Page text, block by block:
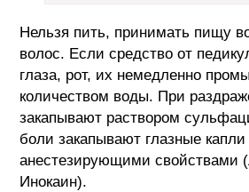
Нельзя пить, принимать пищу
волос. Если средство от
глаза, рот, их немедленно
количеством воды. При
закапывают раствором
боли закапывают глазные капли
анестезирующими свойствами
Инокаин).